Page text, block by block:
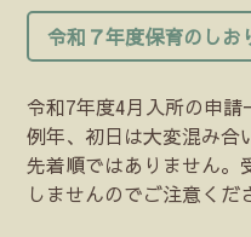
令和７年度保育のしお
令和7年度4月入所の申請
例年、初日は大変混み合
先着順ではありません。
しませんのでご注意くだ